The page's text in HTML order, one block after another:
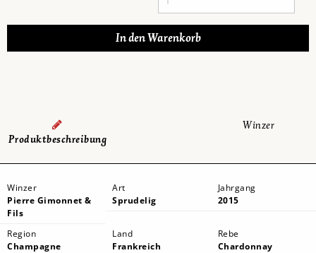
Produktbeschreibung
Winzer
Winzer
Pierre Gimonnet &
Fils
Art
Sprudelig
Jahrgang
2015
Region
Champagne
Land
Frankreich
Rebe
Chardonnay